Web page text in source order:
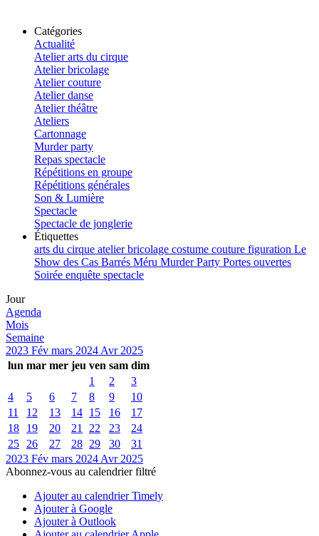
Catégories
Actualité
Atelier arts du cirque
Atelier bricolage
Atelier couture
Atelier danse
Atelier théâtre
Ateliers
Cartonnage
Murder party
Repas spectacle
Répétitions en groupe
Répétitions générales
Son & Lumière
Spectacle
Spectacle de jonglerie
Étiquettes
arts du cirque atelierbricolage costume couture figuration Le
Show des Cas Barrés Méru Murder Party Portes ouvertes
Soirée enquête spectacle
Jour
Agenda
Mois
Semaine
2023 Fév mars 2024 Avr 2025
lun mar mer jeu ven sam dim
1
2
3
4
5 6 7 8 9
10
11
12 13 14 15 16
17
18
19 20 21 22 23
24
25
26 27 28 29 30
31
2023 Fév mars 2024 Avr 2025
Abonnez-vous au calendrier filtré
Ajouter au calendrier Timely
Ajouter à Google
Ajouter à Outlook